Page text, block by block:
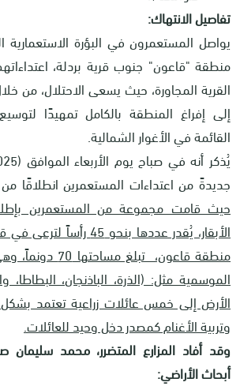
تفاصيل الانتهاك:
يواصل المستعمرون في البؤرة الاستعمارية
منطقة "قاعون" جنوب قرية بردلة،
القرية المجاورة، حيث يسعى الاحتلال، من
إلى إفراغ المنطقة بالكامل تمهيدًا
القائمة في الأغوار الشمالية.
جديدةً من اعتداءات المستعمرين انطلاقًا من
حيث قامت مجموعة من المستعمرين
الأبقار، يُقدر عددها بنحو
منطقة قاعون،
الموسمية مثل: (الذرة، الباذنجان،
الأرض إلى خمس عائلات زراعية تعتمد
وتربية الأغنام كمصدر دخل وحيد للعائلات.
وقد أفاد المزارع المتضرر، محمد سليمان
أبحاث الأراضي: